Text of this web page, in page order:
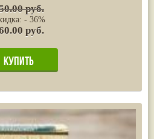
руб.
- 36%
руб.